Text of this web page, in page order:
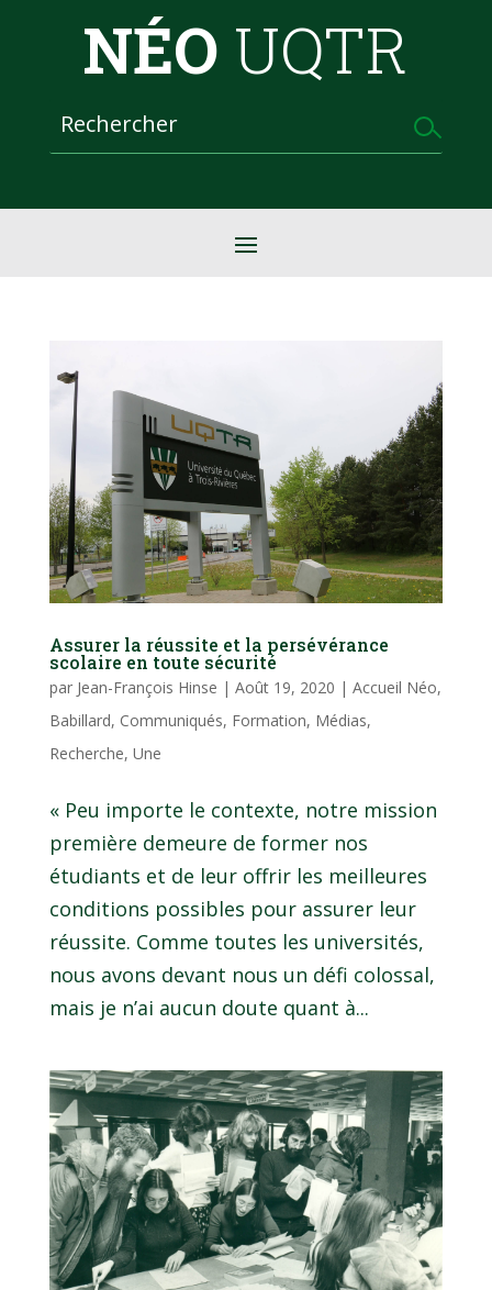
NÉO UQTR
Assurer la réussite et la persévérance
scolaire en toute sécurité
par Jean-François Hinse | Août 19, 2020 | Accueil Néo,
Babillard, Communiqués, Formation, Médias,
Recherche, Une
« Peu importe le contexte, notre mission
première demeure de former nos
étudiants et de leur offrir les meilleures
conditions possibles pour assurer leur
réussite. Comme toutes les universités,
nous avons devant nous un défi colossal,
mais je n’ai aucun doute quant à...